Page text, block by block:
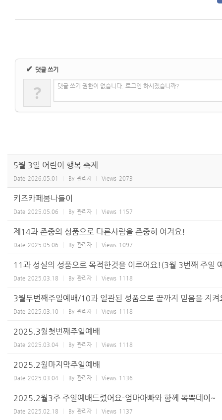
✔ 댓글 쓰기
? 댓글 쓰기 권한이 없습니다. 로그인 하시겠습니까?
5월 3일 어린이 행복 축제
Date 2026.05.01 By 관리자 Views 2073
키즈카페봄나들이
Date 2025.05.06 By 관리자 Views 1157
제14과 존중의 성품으로 다른사람을 존중히 여겨요!
Date 2025.05.06 By 관리자 Views 1097
11과 성실의 성품으로 목적한것을 이루어요!(3월 3번째 주일
Date 2025.03.18 By 관리자 Views 1118
3월두번째주일예배/10과 일관된 성품으로 끝까지 믿음을 지
Date 2025.03.10 By 관리자 Views 1118
2025.3월첫번째주일예배
Date 2025.03.04 By 관리자 Views 1118
2025.2월마지막주일예배
Date 2025.03.04 By 관리자 Views 1136
2025.2월3주 주일예배드렸어요-엄마아빠와 함께 뽁뽁데이~
Date 2025.02.18 By 관리자 Views 1137